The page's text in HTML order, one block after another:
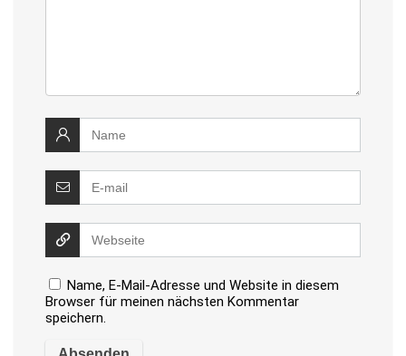
Name, E-Mail-Adresse und Website in diesem
Browser für meinen nächsten Kommentar
speichern.